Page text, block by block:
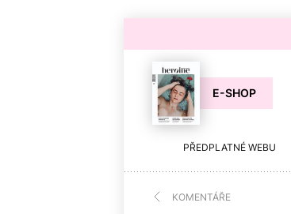
E-SHOP
PŘEDPLATNÉ WEBU
KOMENTÁŘE